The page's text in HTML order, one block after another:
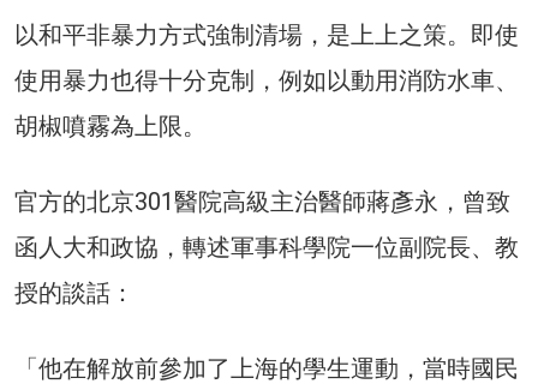
以和平非暴力方式強制清場，是上上之策。即使
使用暴力也得十分克制，例如以動用消防水車、
胡椒噴霧為上限。
官方的北京301醫院高級主治醫師蔣彥永，曾致
函人大和政協，轉述軍事科學院一位副院長、教
授的談話：
「他在解放前參加了上海的學生運動，當時國民